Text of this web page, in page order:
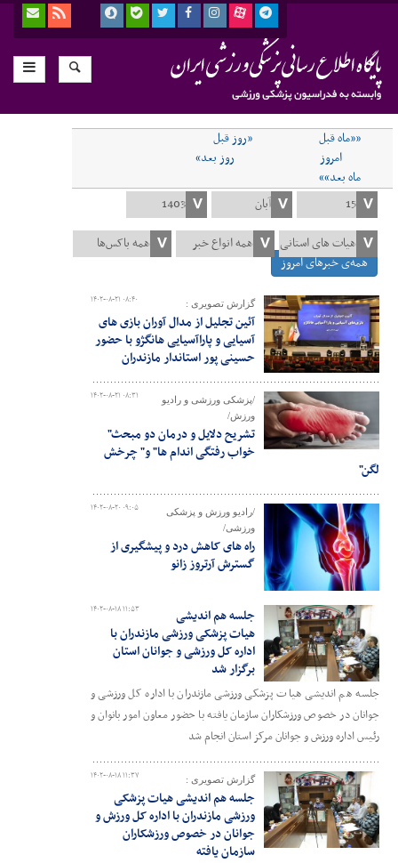
««ماه قبل
«روز قبل
امروز
روز بعد»
ماه بعد»»
همه‌ی خبرهای امروز
۱۴۰۲-۰۸-۲۱ ۰۸:۴۰ گزارش تصویری :
آئین تجلیل از مدال آوران بازی های
آسیایی و پاراآسیایی هانگژو با حضور
حسینی پور استاندار مازندران
۱۴۰۲-۰۸-۲۱ ۰۸:۳۱
/پزشکی ورزشی و رادیو
ورزش/
تشریح دلایل و درمان دو مبحث"
خواب رفتگی اندام ها" و" چرخش
لگن"
۱۴۰۲-۰۸-۲۰ ۰۹:۰۵
/رادیو ورزش و پزشکی
ورزشی/
راه های کاهش درد و پیشگیری از
گسترش آرتروز زانو
۱۴۰۲-۰۸-۱۸ ۱۱:۵۳
جلسه هم اندیشی
هیات پزشکی ورزشی مازندران با
اداره کل ورزشی و جوانان استان
برگزار شد
جلسه هم اندیشی هیات پزشکی ورزشی مازندران با اداره کل ورزشی و
جوانان در خصوص ورزشکاران سازمان یافته با حضور معاون امور بانوان و
رئیس اداره ورزش و جوانان مرکز استان انجام شد
۱۴۰۲-۰۸-۱۸ ۱۱:۳۷ گزارش تصویری :
جلسه هم اندیشی هیات پزشکی
ورزشی مازندران با اداره کل ورزش و
جوانان در خصوص ورزشکاران
سازمان یافته